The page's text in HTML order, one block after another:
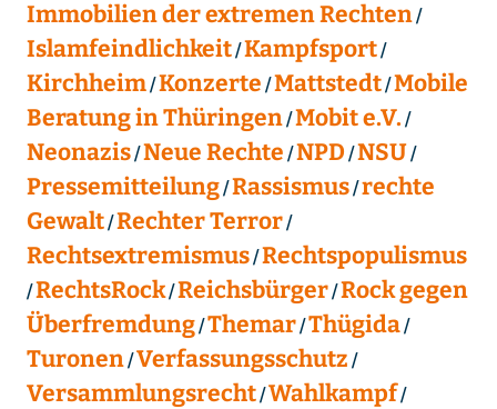
Immobilien der extremen Rechten
Islamfeindlichkeit Kampfsport
Kirchheim Konzerte Mattstedt Mobile
Beratung in Thüringen Mobit e.V.
Neonazis Neue Rechte NPD NSU
Pressemitteilung Rassismus rechte
Gewalt Rechter Terror
Rechtsextremismus Rechtspopulismus
RechtsRock Reichsbürger Rock gegen
Überfremdung Themar Thügida
Turonen Verfassungsschutz
Versammlungsrecht Wahlkampf